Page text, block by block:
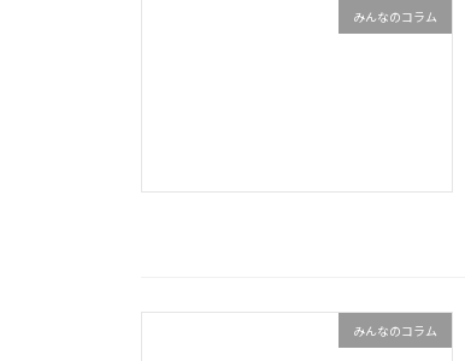
みんなのコラム
みんなのコラム